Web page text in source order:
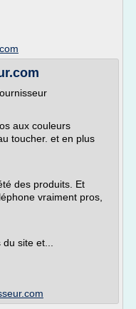
aux couleurs
toucher. et en plus
des produits. Et
vraiment pros,
site et...